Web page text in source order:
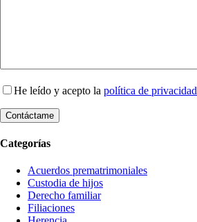
He leído y acepto la política de privacidad
Categorías
Acuerdos prematrimoniales
Custodia de hijos
Derecho familiar
Filiaciones